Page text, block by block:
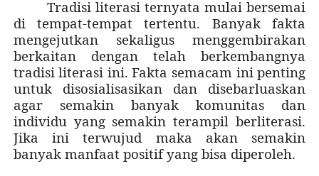
Tradisi literasi ternyata mulai bersemai
di tempat-tempat tertentu. Banyak fakta
mengejutkan sekaligus menggembirakan
berkaitan dengan telah berkembangnya
tradisi literasi ini. Fakta semacam ini penting
untuk disosialisasikan dan disebarluaskan
agar semakin banyak komunitas dan
individu yang semakin terampil berliterasi.
Jika ini terwujud maka akan semakin
banyak manfaat positif yang bisa diperoleh.